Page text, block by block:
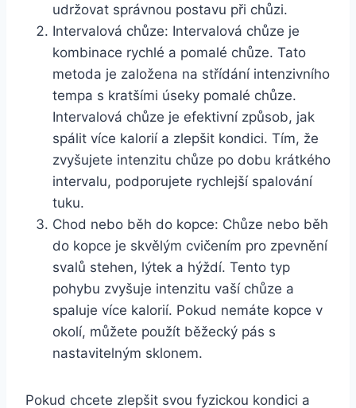
udržovat správnou postavu při chůzi.
Intervalová chůze: Intervalová chůze je
kombinace rychlé a pomalé chůze. Tato
metoda je založena na střídání intenzivního
tempa s kratšími úseky pomalé chůze.
Intervalová chůze je efektivní způsob, jak
spálit více kalorií a zlepšit kondici. Tím, že
zvyšujete intenzitu chůze po dobu krátkého
intervalu, podporujete rychlejší spalování
tuku.
Chod nebo běh do kopce: Chůze nebo běh
do kopce je skvělým cvičením pro zpevnění
svalů stehen, lýtek a hýždí. Tento typ
pohybu zvyšuje intenzitu vaší chůze a
spaluje více kalorií. Pokud nemáte kopce v
okolí, můžete použít běžecký pás s
nastavitelným sklonem.
Pokud chcete zlepšit svou fyzickou kondici a